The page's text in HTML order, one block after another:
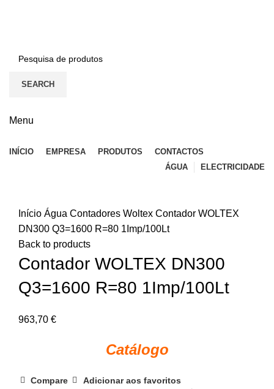
SEARCH
Menu
INÍCIO EMPRESA PRODUTOS
CONTACTOS
ÁGUA
ELECTRICIDADE
Início Água Contadores Woltex Contador WOLTEX
DN300 Q3=1600 R=80 1Imp/100Lt
Back to products
Contador WOLTEX DN300
Q3=1600 R=80 1Imp/100Lt
963,70 €
Catálogo
Compare Adicionar aos favoritos